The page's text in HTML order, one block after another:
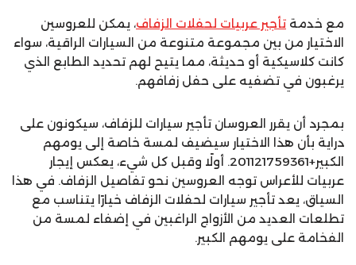
مع خدمة تأجير عربيات لحفلات الزفاف، يمكن للعروسين
الاختيار من بين مجموعة متنوعة من السيارات الراقية، سواء
كانت كلاسيكية أو حديثة، مما يتيح لهم تحديد الطابع الذي
يرغبون في تضفيه على حفل زفافهم.
بمجرد أن يقرر العروسان تأجير سيارات للزفاف، سيكونون على
دراية بأن هذا الاختيار سيضيف لمسة خاصة إلى يومهم
الكبير+201121759361. أولًا وقبل كل شيء، يعكس إيجار
عربيات للأعراس توجه العروسين نحو تفاصيل الزفاف. في هذا
السياق، يعد تأجير سيارات لحفلات الزفاف خيارًا يتناسب مع
تطلعات العديد من الأزواج الراغبين في إضفاء لمسة من
الفخامة على يومهم الكبير.